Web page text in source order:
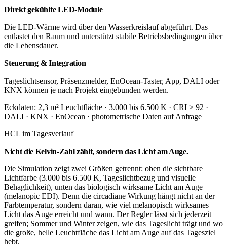
Direkt gekühlte LED-Module
Die LED-Wärme wird über den Wasserkreislauf abgeführt. Das
entlastet den Raum und unterstützt stabile Betriebsbedingungen über
die Lebensdauer.
Steuerung & Integration
Tageslichtsensor, Präsenzmelder, EnOcean-Taster, App, DALI oder
KNX können je nach Projekt eingebunden werden.
Eckdaten: 2,3 m² Leuchtfläche · 3.000 bis 6.500 K · CRI > 92 ·
DALI · KNX · EnOcean · photometrische Daten auf Anfrage
HCL im Tagesverlauf
Nicht die Kelvin-Zahl zählt, sondern das Licht am Auge.
Die Simulation zeigt zwei Größen getrennt: oben die sichtbare
Lichtfarbe (3.000 bis 6.500 K, Tageslichtbezug und visuelle
Behaglichkeit), unten das biologisch wirksame Licht am Auge
(melanopic EDI). Denn die circadiane Wirkung hängt nicht an der
Farbtemperatur, sondern daran, wie viel melanopisch wirksames
Licht das Auge erreicht und wann. Der Regler lässt sich jederzeit
greifen; Sommer und Winter zeigen, wie das Tageslicht trägt und wo
die große, helle Leuchtfläche das Licht am Auge auf das Tagesziel
hebt.